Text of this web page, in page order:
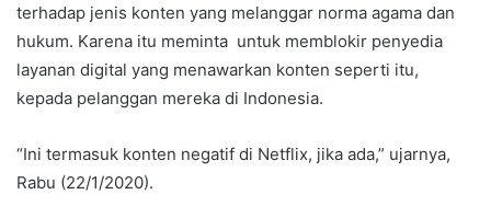
terhadap jenis konten yang melanggar norma agama dan
hukum. Karena itu meminta untuk memblokir penyedia
layanan digital yang menawarkan konten seperti itu,
kepada pelanggan mereka di Indonesia.
“Ini termasuk konten negatif di Netflix, jika ada,” ujarnya,
Rabu (22/1/2020).